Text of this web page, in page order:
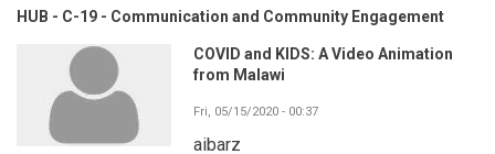
HUB - C-19 - Communication and Community Engagement
COVID and KIDS: A Video Animation
from Malawi
Fri, 05/15/2020 - 00:37
aibarz